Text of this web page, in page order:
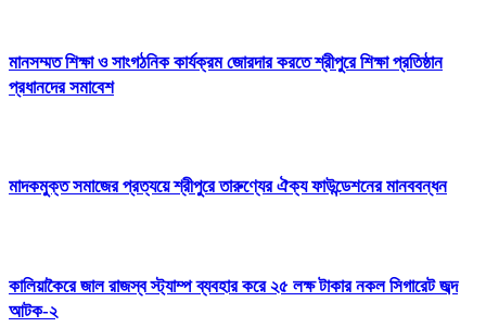
মানসম্মত শিক্ষা ও সাংগঠনিক কার্যক্রম জোরদার করতে শ্রীপুরে শিক্ষা প্রতিষ্ঠান
প্রধানদের সমাবেশ
মাদকমুক্ত সমাজের প্রত্যয়ে শ্রীপুরে তারুণ্যের ঐক্য ফাউন্ডেশনের মানববন্ধন
কালিয়াকৈরে জাল রাজস্ব স্ট্যাম্প ব্যবহার করে ২৫ লক্ষ টাকার নকল সিগারেট জব্দ
আটক-২